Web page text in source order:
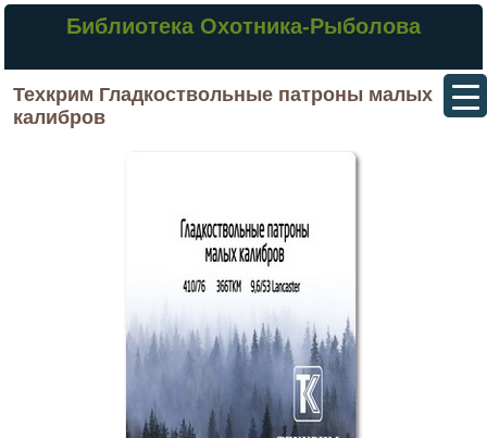
Библиотека Охотника-Рыболова
Техкрим Гладкоствольные патроны малых
калибров